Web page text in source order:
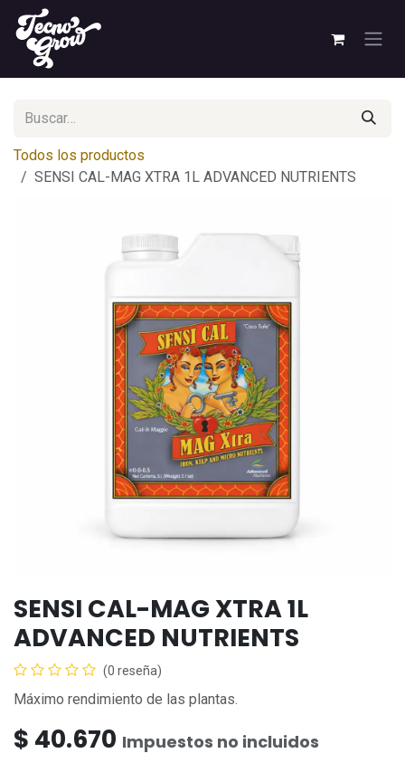
Ir al contenido
Todos los productos
SENSI CAL-MAG XTRA 1L ADVANCED NUTRIENTS
SENSI CAL-MAG XTRA 1L
ADVANCED NUTRIENTS
(0 reseña)
Máximo rendimiento de las plantas.
$ 40.670 Impuestos no incluidos